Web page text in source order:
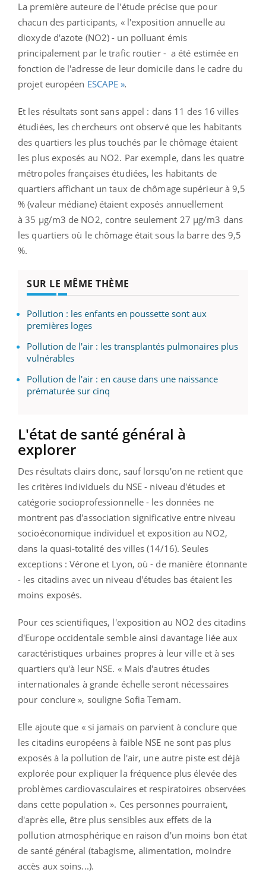
La première auteure de l'étude précise que pour
chacun des participants, « l'exposition annuelle au
dioxyde d'azote (NO2) - un polluant émis
principalement par le trafic routier - a été estimée en
fonction de l'adresse de leur domicile dans le cadre du
projet européen ESCAPE ».
Et les résultats sont sans appel : dans 11 des 16 villes
étudiées, les chercheurs ont observé que les habitants
des quartiers les plus touchés par le chômage étaient
les plus exposés au NO2. Par exemple, dans les quatre
métropoles françaises étudiées, les habitants de
quartiers affichant un taux de chômage supérieur à 9,5
% (valeur médiane) étaient exposés annuellement
à 35 µg/m3 de NO2, contre seulement 27 µg/m3 dans
les quartiers où le chômage était sous la barre des 9,5
%.
SUR LE MÊME THÈME
Pollution : les enfants en poussette sont aux
premières loges
Pollution de l'air : les transplantés pulmonaires plus
vulnérables
Pollution de l'air : en cause dans une naissance
prématurée sur cinq
L'état de santé général à
explorer
Des résultats clairs donc, sauf lorsqu'on ne retient que
les critères individuels du NSE - niveau d'études et
catégorie socioprofessionnelle - les données ne
montrent pas d'association significative entre niveau
socioéconomique individuel et exposition au NO2,
dans la quasi-totalité des villes (14/16). Seules
exceptions : Vérone et Lyon, où - de manière étonnante
- les citadins avec un niveau d'études bas étaient les
moins exposés.
Pour ces scientifiques, l'exposition au NO2 des citadins
d'Europe occidentale semble ainsi davantage liée aux
caractéristiques urbaines propres à leur ville et à ses
quartiers qu'à leur NSE. « Mais d'autres études
internationales à grande échelle seront nécessaires
pour conclure », souligne Sofia Temam.
Elle ajoute que « si jamais on parvient à conclure que
les citadins européens à faible NSE ne sont pas plus
exposés à la pollution de l'air, une autre piste est déjà
explorée pour expliquer la fréquence plus élevée des
problèmes cardiovasculaires et respiratoires observées
dans cette population ». Ces personnes pourraient,
d'après elle, être plus sensibles aux effets de la
pollution atmosphérique en raison d'un moins bon état
de santé général (tabagisme, alimentation, moindre
accès aux soins...).